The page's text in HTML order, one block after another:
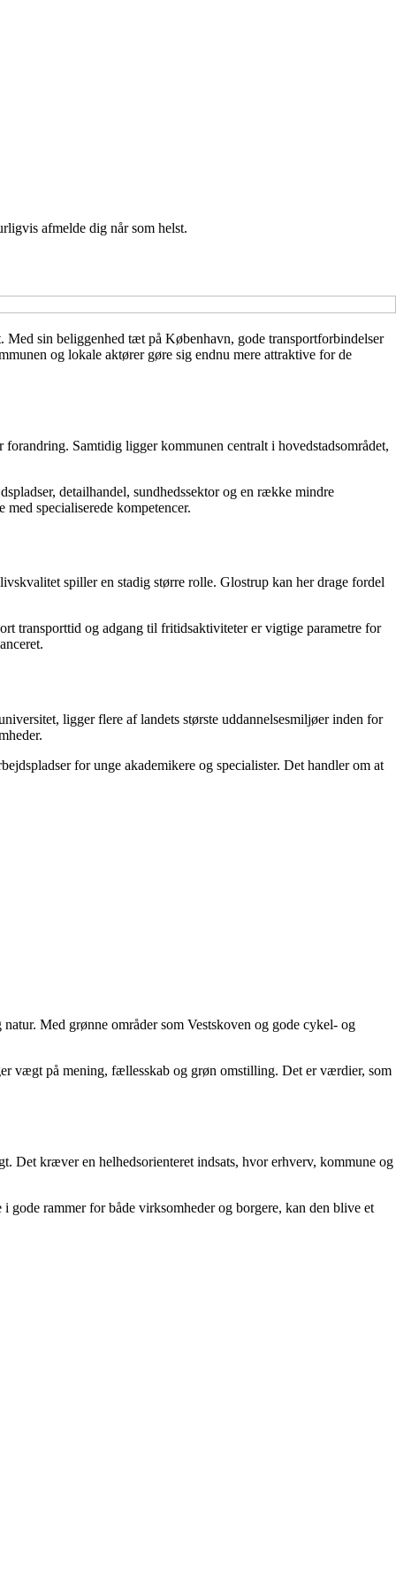
afmelde dig når som helst.
sin beliggenhed tæt på København, gode transportforbindelser
og lokale aktører gøre sig endnu mere attraktive for de
Samtidig ligger kommunen centralt i hovedstadsområdet,
detailhandel, sundhedssektor og en række mindre
specialiserede kompetencer.
spiller en stadig større rolle. Glostrup kan her drage fordel
transporttid og adgang til fritidsaktiviteter er vigtige parametre for
ligger flere af landets største uddannelsesmiljøer inden for
for unge akademikere og specialister. Det handler om at
Med grønne områder som Vestskoven og gode cykel- og
vægt på mening, fællesskab og grøn omstilling. Det er værdier, som
Det kræver en helhedsorienteret indsats, hvor erhverv, kommune og
rammer for både virksomheder og borgere, kan den blive et